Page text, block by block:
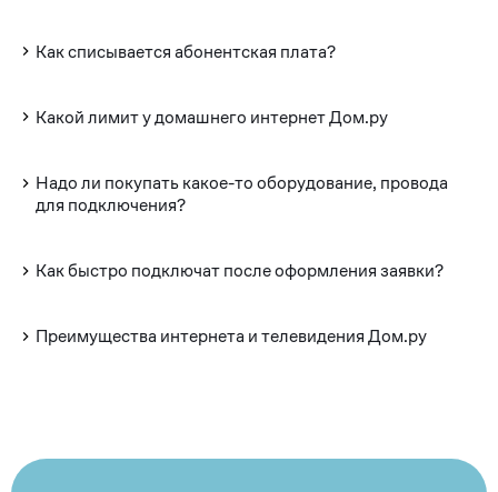
Как списывается абонентская плата?
Какой лимит у домашнего интернет Дом.ру
Надо ли покупать какое-то оборудование, провода
для подключения?
Как быстро подключат после оформления заявки?
Преимущества интернета и телевидения Дом.ру